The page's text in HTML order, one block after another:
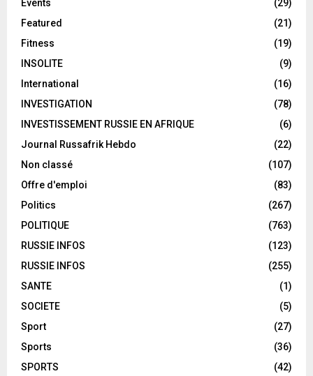
Events
(29)
Featured
(21)
Fitness
(19)
INSOLITE
(9)
International
(16)
INVESTIGATION
(78)
INVESTISSEMENT RUSSIE EN AFRIQUE
(6)
Journal Russafrik Hebdo
(22)
Non classé
(107)
Offre d'emploi
(83)
Politics
(267)
POLITIQUE
(763)
RUSSIE INFOS
(123)
RUSSIE INFOS
(255)
SANTE
(1)
SOCIETE
(5)
Sport
(27)
Sports
(36)
SPORTS
(42)